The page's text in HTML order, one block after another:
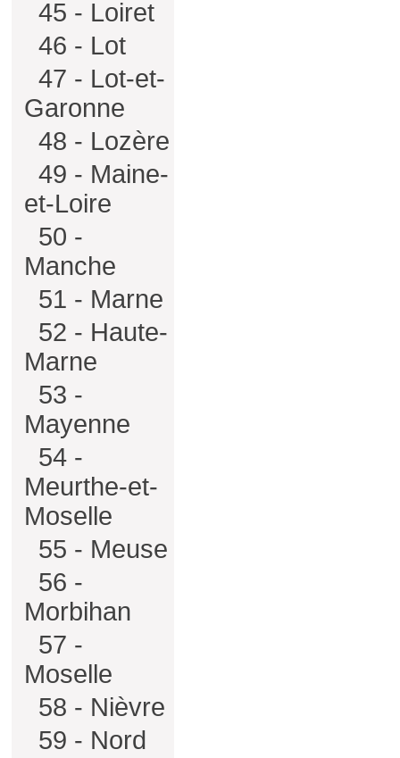
45 - Loiret
46 - Lot
47 - Lot-et-
Garonne
48 - Lozère
49 - Maine-
et-Loire
50 -
Manche
51 - Marne
52 - Haute-
Marne
53 -
Mayenne
54 -
Meurthe-et-
Moselle
55 - Meuse
56 -
Morbihan
57 -
Moselle
58 - Nièvre
59 - Nord